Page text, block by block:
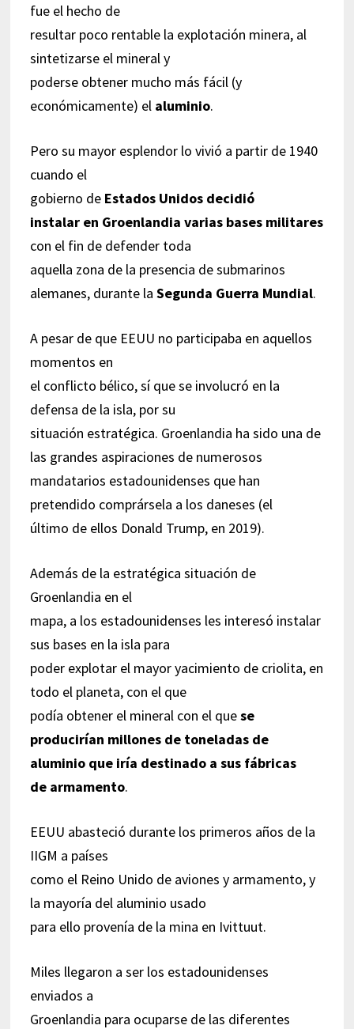
fue el hecho de
resultar poco rentable la explotación minera, al
sintetizarse el mineral y
poderse obtener mucho más fácil (y
económicamente) el aluminio.
Pero su mayor esplendor lo vivió a partir de 1940
cuando el
gobierno de Estados Unidos decidió
instalar en Groenlandia varias bases militares
con el fin de defender toda
aquella zona de la presencia de submarinos
alemanes, durante la Segunda Guerra Mundial.
A pesar de que EEUU no participaba en aquellos
momentos en
el conflicto bélico, sí que se involucró en la
defensa de la isla, por su
situación estratégica. Groenlandia ha sido una de
las grandes aspiraciones de numerosos
mandatarios estadounidenses que han
pretendido comprársela a los daneses (el
último de ellos Donald Trump, en 2019).
Además de la estratégica situación de
Groenlandia en el
mapa, a los estadounidenses les interesó instalar
sus bases en la isla para
poder explotar el mayor yacimiento de criolita, en
todo el planeta, con el que
podía obtener el mineral con el quese
producirían millones de toneladas de
aluminio que iría destinado a sus fábricas
de armamento.
EEUU abasteció durante los primeros años de la
IIGM a países
como el Reino Unido de aviones y armamento, y
la mayoría del aluminio usado
para ello provenía de la mina en Ivittuut.
Miles llegaron a ser los estadounidenses
enviados a
Groenlandia para ocuparse de las diferentes